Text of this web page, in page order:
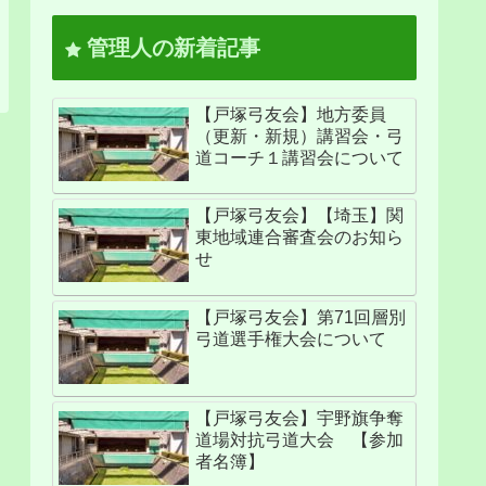
管理人の新着記事
【戸塚弓友会】地方委員
（更新・新規）講習会・弓
道コーチ１講習会について
【戸塚弓友会】【埼玉】関
東地域連合審査会のお知ら
せ
【戸塚弓友会】第71回層別
弓道選手権大会について
【戸塚弓友会】宇野旗争奪
道場対抗弓道大会 【参加
者名簿】